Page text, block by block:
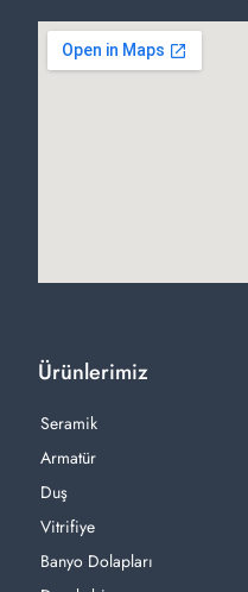
Ürünlerimiz
Seramik
Armatür
Duş
Vitrifiye
Banyo Dolapları